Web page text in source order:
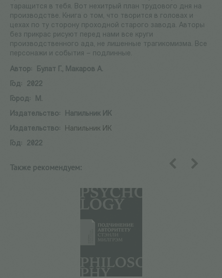
таращится в тебя. Вот нехитрый план трудового дня на
производстве. Книга о том, что творится в головах и
цехах по ту сторону проходной старого завода. Авторы
без прикрас рисуют перед нами все круги
производственного ада, не лишенные трагикомизма. Все
персонажи и события – подлинные.
Автор:
Булат Г., Макаров А.
Год:
2022
Город:
М.
Издательство:
Напильник ИК
Издательство:
Напильник ИК
Год:
2022
Также рекомендуем: